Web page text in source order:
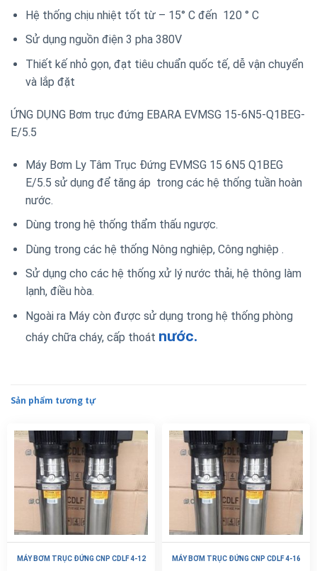
Hệ thống chịu nhiệt tốt từ – 15° C đến 120 ° C
Sử dụng nguồn điện 3 pha 380V
Thiết kế nhỏ gọn, đạt tiêu chuẩn quốc tế, dễ vận chuyển
và lắp đặt
ỨNG DỤNG Bơm trục đứng EBARA EVMSG 15-6N5-Q1BEG-
E/5.5
Máy Bơm Ly Tâm Trục Đứng EVMSG 15 6N5 Q1BEG
E/5.5 sử dụng để tăng áp trong các hệ thống tuần hoàn
nước.
Dùng trong hệ thống thẩm thấu ngược.
Dùng trong các hệ thống Nông nghiệp, Công nghiệp .
Sử dụng cho các hệ thống xử lý nước thải, hệ thông làm
lạnh, điều hòa.
Ngoài ra Máy còn được sử dụng trong hệ thống phòng
cháy chữa cháy, cấp thoát nước.
Sản phẩm tương tự
MÁY BƠM TRỤC ĐỨNG CNP CDLF 4-12 MÁY BƠM TRỤC ĐỨNG CNP CDLF 4-16